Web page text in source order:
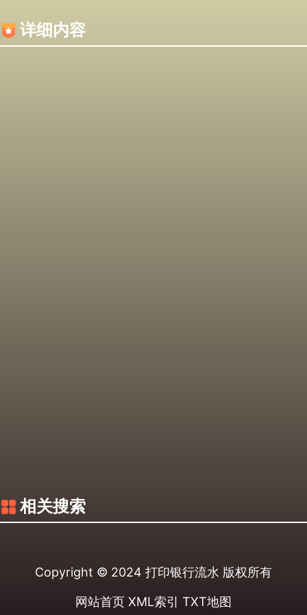
详细内容
相关搜索
Copyright © 2024 打印银行流水 版权所有
网站首页 XML索引 TXT地图